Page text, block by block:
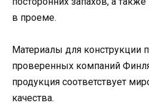
в проеме.
Материалы для конструкции
проверенных компаний
продукция соответствует
качества.